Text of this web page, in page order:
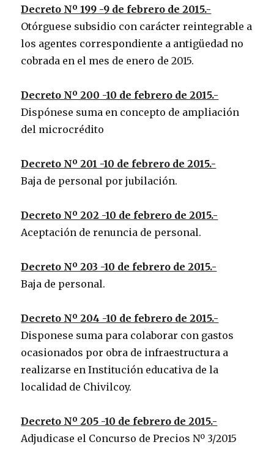
Decreto Nº 199 -9 de febrero de 2015.-
Otórguese subsidio con carácter reintegrable a
los agentes correspondiente a antigüedad no
cobrada en el mes de enero de 2015.
Decreto Nº 200 -10 de febrero de 2015.-
Dispónese suma en concepto de ampliación
del microcrédito
Decreto Nº 201 -10 de febrero de 2015.-
Baja de personal por jubilación.
Decreto Nº 202 -10 de febrero de 2015.-
Aceptación de renuncia de personal.
Decreto Nº 203 -10 de febrero de 2015.-
Baja de personal.
Decreto Nº 204 -10 de febrero de 2015.-
Disponese suma para colaborar con gastos
ocasionados por obra de infraestructura a
realizarse en Institución educativa de la
localidad de Chivilcoy.
Decreto Nº 205 -10 de febrero de 2015.-
Adjudicase el Concurso de Precios Nº 3/2015